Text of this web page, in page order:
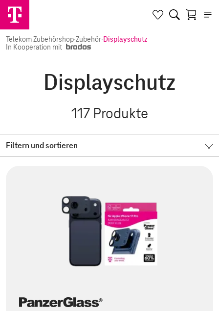
Telekom Zubehörshop·Zubehör·Displayschutz
In Kooperation mit
Displayschutz
117 Produkte
Filtern und sortieren